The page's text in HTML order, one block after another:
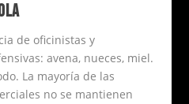
de oficinistas y
avena, nueces, miel.
La mayoría de las
no se mantienen